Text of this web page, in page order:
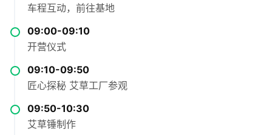
车程互动，前往基地
09:00-09:10
开营仪式
09:10-09:50
匠心探秘 艾草工厂参观
09:50-10:30
艾草锤制作